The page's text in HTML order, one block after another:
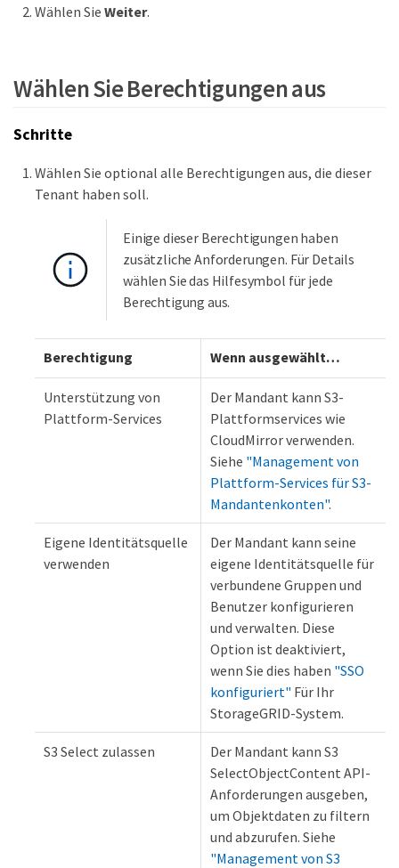
Wählen Sie Weiter.
Wählen Sie Berechtigungen aus
Schritte
Wählen Sie optional alle Berechtigungen aus, die dieser
Tenant haben soll.
Einige dieser Berechtigungen haben
zusätzliche Anforderungen. Für Details
wählen Sie das Hilfesymbol für jede
Berechtigung aus.
Berechtigung Wenn ausgewählt…​
Unterstützung von
Plattform-Services
Der Mandant kann S3-
Plattformservices wie
CloudMirror verwenden.
Siehe "Management von
Plattform-Services für S3-
Mandantenkonten".
Eigene Identitätsquelle
verwenden
Der Mandant kann seine
eigene Identitätsquelle für
verbundene Gruppen und
Benutzer konfigurieren
und verwalten. Diese
Option ist deaktiviert,
wenn Sie dies haben "SSO
konfiguriert" Für Ihr
StorageGRID-System.
S3 Select zulassen
Der Mandant kann S3
SelectObjectContent API-
Anforderungen ausgeben,
um Objektdaten zu filtern
und abzurufen. Siehe
"Management von S3